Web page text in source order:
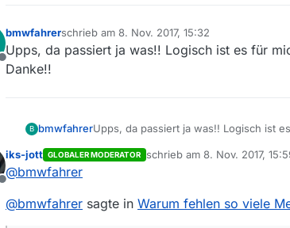
Offline
bmwfahrerschrieb am 8. Nov. 2017, 15:32
zuletzt editiert von
Upps, da passiert ja was!! Logisch ist es für
Danke!!
B bmwfahrerUpps, da passiert ja was!! Logisch ist
Offline
iks-jott GLOBALER MODERATOR schrieb am 8. Nov. 2017,
zuletzt editiert von
@bmwfahrer
@bmwfahrer sagte in Warum fehlen so viele